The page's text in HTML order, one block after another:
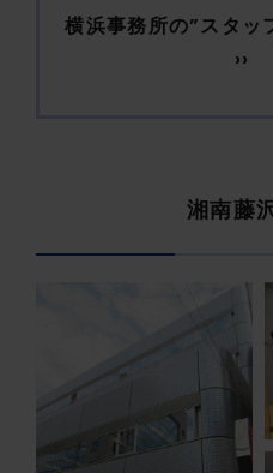
横浜事務所の”スタッ
››
湘南藤